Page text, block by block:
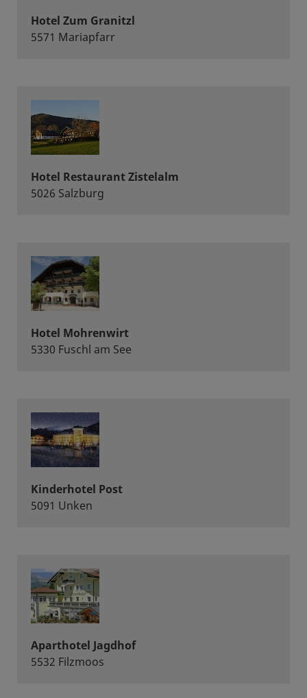
Hotel Zum Granitzl
5571 Mariapfarr
Hotel Restaurant Zistelalm
5026 Salzburg
Hotel Mohrenwirt
5330 Fuschl am See
Kinderhotel Post
5091 Unken
Aparthotel Jagdhof
5532 Filzmoos